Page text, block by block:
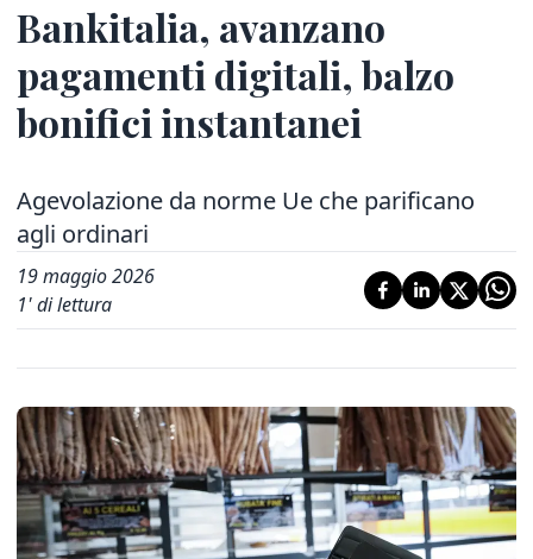
Bankitalia, avanzano
pagamenti digitali, balzo
bonifici instantanei
Agevolazione da norme Ue che parificano
agli ordinari
19 maggio 2026
1' di lettura